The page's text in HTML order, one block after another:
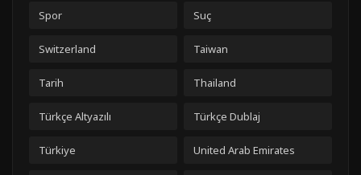
Spor Suç
Switzerland Taiwan
Tarih Thailand
Türkçe Altyazılı Türkçe Dublaj
Türkiye United Arab Emirates